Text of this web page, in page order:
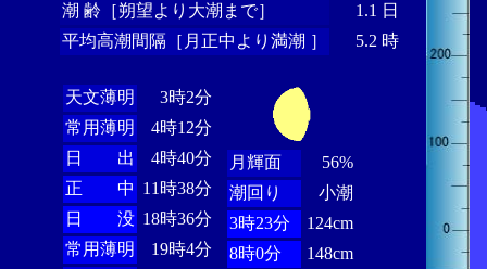
潮 齢［朔望より大潮まで］
1.1 日
平均高潮間隔［月正中より満潮 ］
5.2 時
天文薄明
3時2分
常用薄明
4時12分
日 出
4時40分
正 中 11時38分
日 没 18時36分
常用薄明
19時4分
月輝面
56%
潮回り
小潮
3時23分
124cm
8時0分
148cm